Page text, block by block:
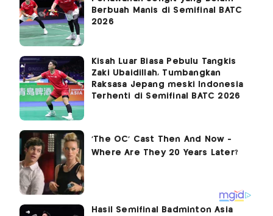
Berbuah Manis di Semifinal BATC
2026
Kisah Luar Biasa Pebulu Tangkis
Zaki Ubaidillah, Tumbangkan
Raksasa Jepang meski Indonesia
Terhenti di Semifinal BATC 2026
Hasil Semifinal Badminton Asia